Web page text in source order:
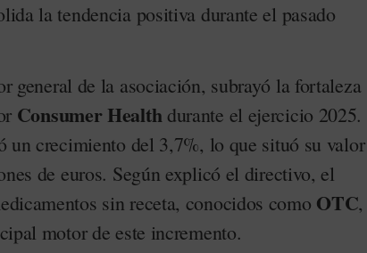
la tendencia positiva durante el pasado
general de la asociación, subrayó la fortaleza
Consumer Healthdurante el ejercicio 2025.
un crecimiento del 3,7%, lo que situó su valor
de euros. Según explicó el directivo, el
sin receta, conocidos como OTC,
motor de este incremento.